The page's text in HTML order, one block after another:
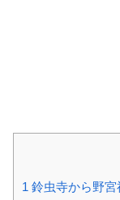
1 鈴虫寺から野